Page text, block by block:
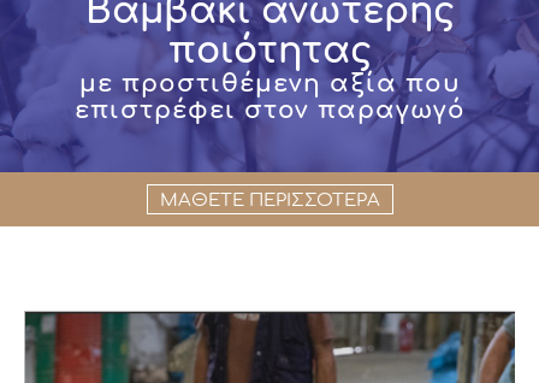
Βαμβάκι ανώτερης
ποιότητας
με προστιθέμενη αξία που
επιστρέφει στον παραγωγό
ΜΑΘΕΤΕ ΠΕΡΙΣΣΟΤΕΡΑ